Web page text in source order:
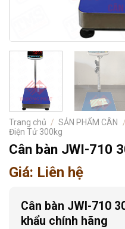
Trang chủ / SẢN PHẨM CÂN /
Điện Tử 300kg
Cân bàn JWI-710
Giá: Liên hệ
Cân bàn JWI-710
khẩu chính hãng